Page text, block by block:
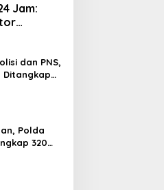
Jam:
di
dan PNS,
Ditangkap
Rugi
Polda
320
BB